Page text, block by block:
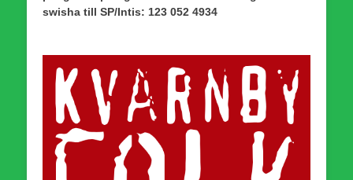
swisha till SP/Intis: 123 052 4934